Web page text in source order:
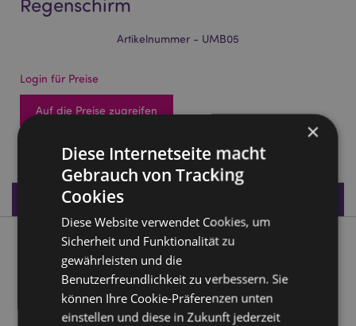
Artikelnummer - UMB05
Login für Preise
Auf die Preise zugreifen
Produktdaten
Produktbeschreibung
Beans & Co. Katzen Kinder-Regenschirm
Material: Polyester, Plastik, Metall
×
Diese Internetseite macht
Gebrauch von Tracking
Cookies
Diese Website verwendet Cookies, um
Sicherheit und Funktionalität zu
gewährleisten und die
Benutzerfreundlichkeit zu verbessern. Sie
können Ihre Cookie-Präferenzen unten
einstellen und diese in Zukunft jederzeit